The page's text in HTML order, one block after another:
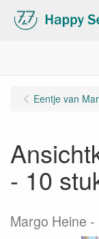
Eentje van
- 10
Margo Heine